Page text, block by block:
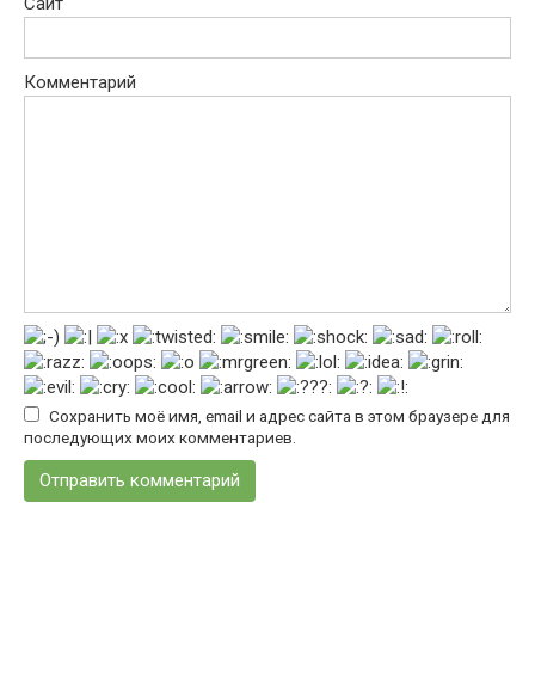
Комментарий
Сохранить моё имя, email и адрес сайта в этом браузере для
последующих моих комментариев.